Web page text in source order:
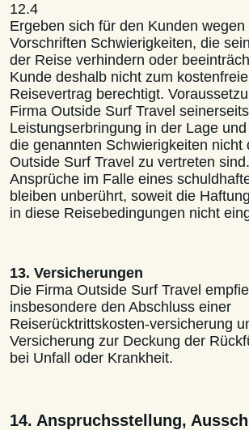
12.4
Ergeben sich für den Kunden
Vorschriften Schwierigkeiten, die
der Reise verhindern oder
Kunde deshalb nicht zum
Reisevertrag berechtigt.
Firma Outside Surf Travel
Leistungserbringung in der Lage
die genannten Schwierigkeiten nicht
Outside Surf Travel zu vertreten
Ansprüche im Falle eines
bleiben unberührt, soweit die
in diese Reisebedingungen nicht
13. Versicherungen
Die Firma Outside Surf Travel
insbesondere den Abschluss einer
Reiserücktrittskosten-versicherung
Versicherung zur Deckung der
bei Unfall oder Krankheit.
14. Anspruchsstellung,